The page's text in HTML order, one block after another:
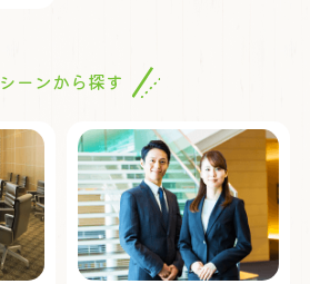
シーンから探す